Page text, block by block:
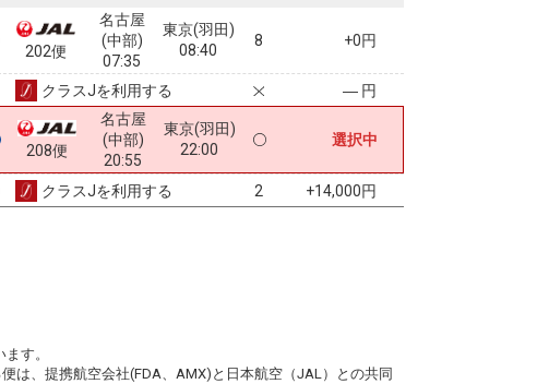
202便
名古屋
(中部)
07:35
東京(羽田)
08:40
8 +0円
クラスJを利用する ― 円
208便
名古屋
(中部)
20:55
東京(羽田)
22:00
選択中
クラスJを利用する 2 +14,000円
す。
は、提携航空会社(FDA、AMX)と日本航空（JAL）との共同